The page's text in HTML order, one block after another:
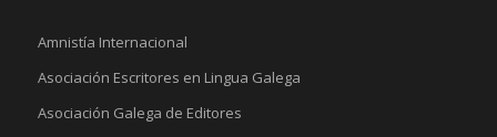
Amnistía Internacional
Asociación Escritores en Lingua Galega
Asociación Galega de Editores